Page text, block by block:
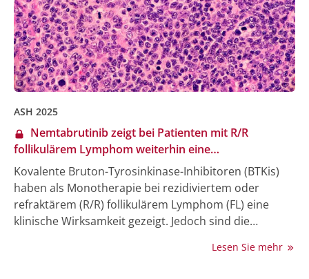
ASH 2025
Nemtabrutinib zeigt bei Patienten mit R/R
follikulärem Lymphom weiterhin eine
vielversprechende Antitumorwirksamkeit
Kovalente Bruton-Tyrosinkinase-Inhibitoren (BTKis)
haben als Monotherapie bei rezidiviertem oder
refraktärem (R/R) follikulärem Lymphom (FL) eine
klinische Wirksamkeit gezeigt. Jedoch sind die
progressionsfreiem Überleben (PFS) begrenzt.
Lesen Sie mehr